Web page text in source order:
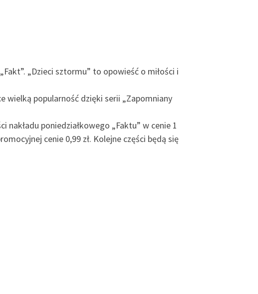
„Dzieci sztormu” to opowieść o miłości i
wielką popularność dzięki serii „Zapomniany
nakładu poniedziałkowego „Faktu” w cenie 1
cenie 0,99 zł. Kolejne części będą się